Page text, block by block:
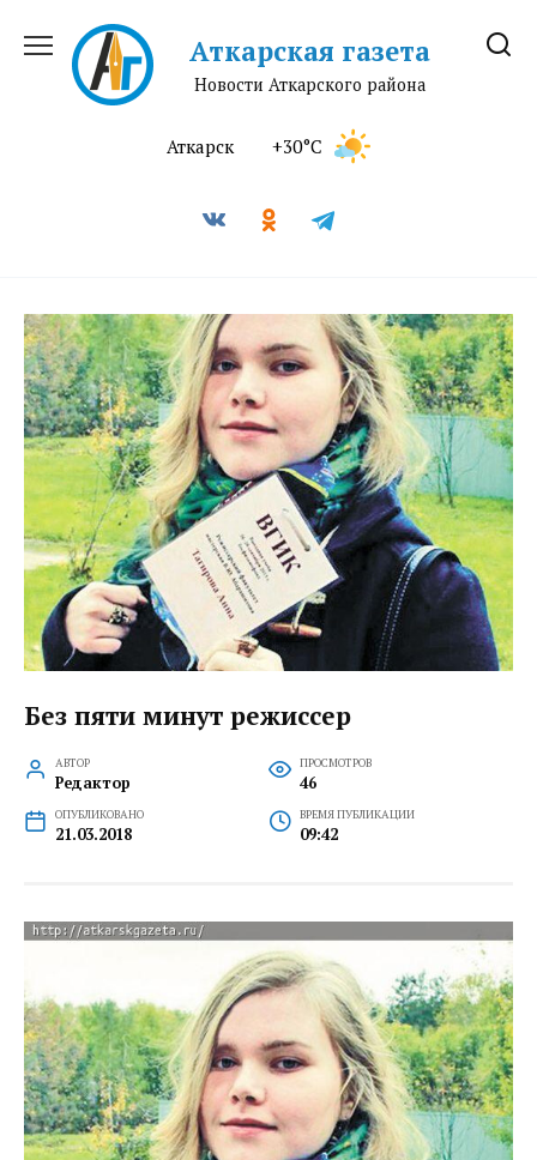
содержанию
Аткарская газета
Новости Аткарского района
Аткарск +30°C
Без пяти минут режиссер
АВТОР
Редактор
ПРОСМОТРОВ
46
ОПУБЛИКОВАНО
21.03.2018
ВРЕМЯ ПУБЛИКАЦИИ
09:42